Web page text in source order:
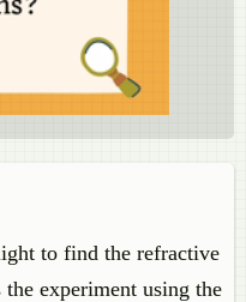
to find the refractive
experiment using the